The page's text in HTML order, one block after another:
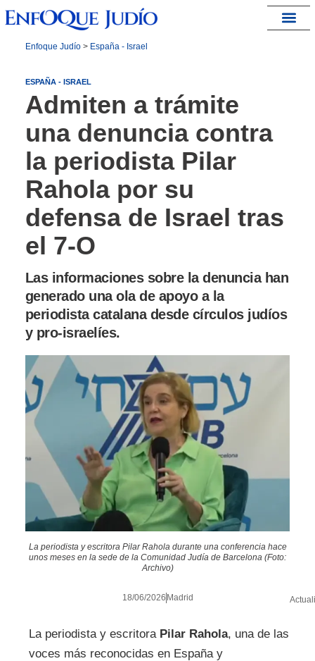
Enfoque Judío> España - Israel
ESPAÑA - ISRAEL
Admiten a trámite
una denuncia contra
la periodista Pilar
Rahola por su
defensa de Israel tras
el 7-O
Las informaciones sobre la denuncia han
generado una ola de apoyo a la
periodista catalana desde círculos judíos
y pro-israelíes.
La periodista y escritora Pilar Rahola durante una conferencia hace
unos meses en la sede de la Comunidad Judía de Barcelona (Foto:
Archivo)
18/06/2026 Madrid
La periodista y escritora Pilar Rahola, una de las
voces más reconocidas en España y